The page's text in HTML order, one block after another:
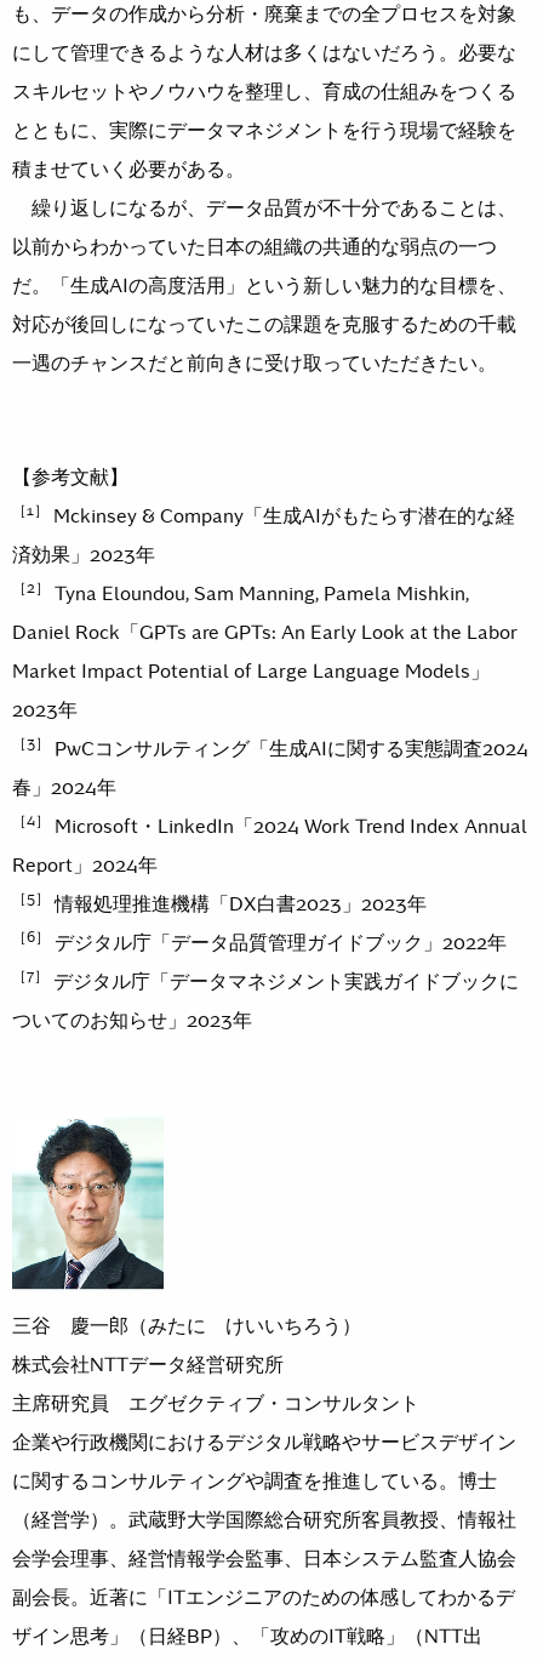
も、データの作成から分析・廃棄までの全プロセスを対象
にして管理できるような人材は多くはないだろう。必要な
スキルセットやノウハウを整理し、育成の仕組みをつくる
とともに、実際にデータマネジメントを行う現場で経験を
積ませていく必要がある。
繰り返しになるが、データ品質が不十分であることは、
以前からわかっていた日本の組織の共通的な弱点の一つ
だ。「生成AIの高度活用」という新しい魅力的な目標を、
対応が後回しになっていたこの課題を克服するための千載
一遇のチャンスだと前向きに受け取っていただきたい。
【参考文献】
［1］
Mckinsey & Company「生成AIがもたらす潜在的な経
済効果」2023年
［2］
Tyna Eloundou, Sam Manning, Pamela Mishkin,
Daniel Rock「GPTs are GPTs: An Early Look at the Labor
Market Impact Potential of Large Language Models」
2023年
［3］
PwCコンサルティング「生成AIに関する実態調査2024
春」2024年
［4］
Microsoft・LinkedIn「2024 Work Trend Index Annual
Report」2024年
［5］ 情報処理推進機構「DX白書2023」2023年
［6］ デジタル庁「データ品質管理ガイドブック」2022年
［7］
デジタル庁「データマネジメント実践ガイドブックに
ついてのお知らせ」2023年
三谷 慶一郎（みたに けいいちろう）
株式会社NTTデータ経営研究所
主席研究員 エグゼクティブ・コンサルタント
企業や行政機関におけるデジタル戦略やサービスデザイン
に関するコンサルティングや調査を推進している。博士
（経営学）。武蔵野大学国際総合研究所客員教授、情報社
会学会理事、経営情報学会監事、日本システム監査人協会
副会長。近著に「ITエンジニアのための体感してわかるデ
ザイン思考」（日経BP）、「攻めのIT戦略」（NTT出